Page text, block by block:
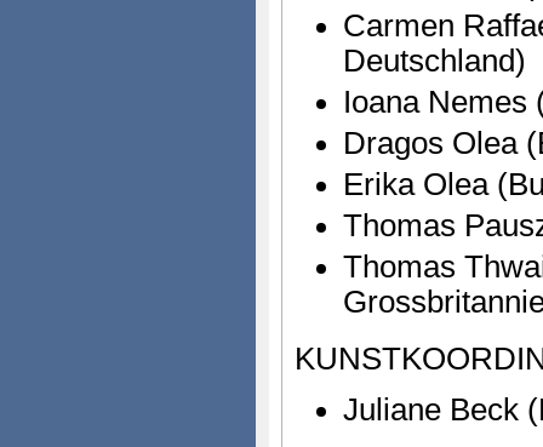
Carmen
Deutschland)
Ioana Nemes
Dragos Olea
Erika Olea
Thomas
Thomas
Juliane Beck